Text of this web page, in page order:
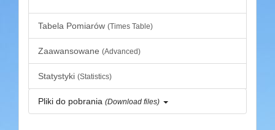
Tabela Pomiarów (Times Table)
Zaawansowane (Advanced)
Statystyki (Statistics)
Pliki do pobrania (Download files)